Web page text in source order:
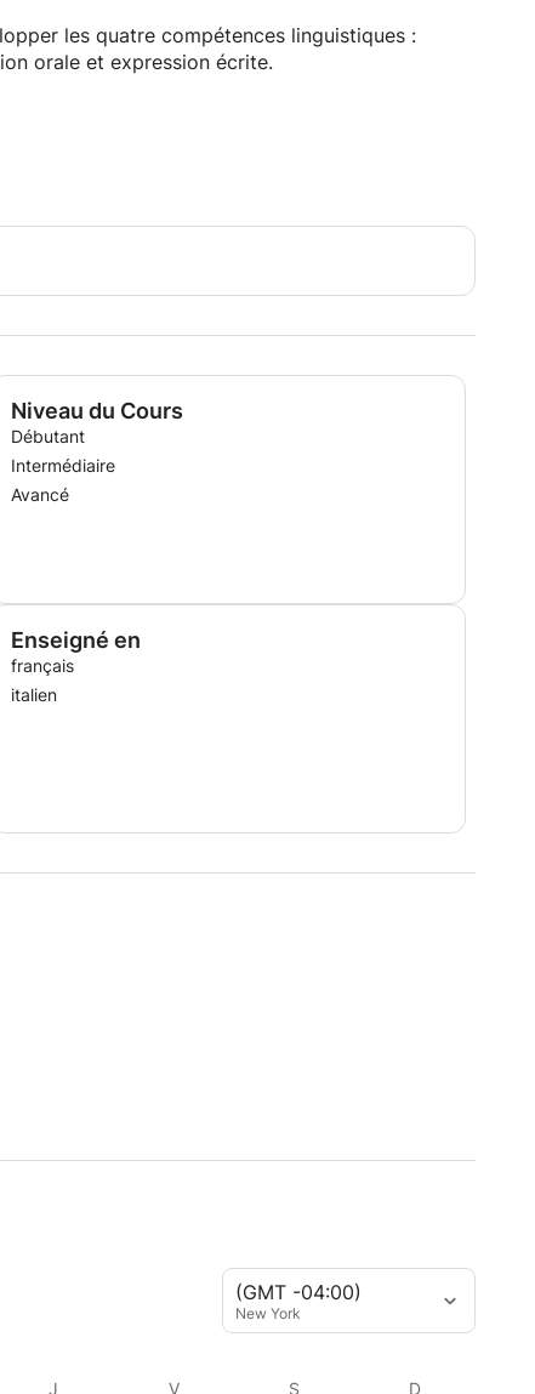
les quatre compétences linguistiques :
orale et expression écrite.
;
afin de rendre l’apprentissage dynamique et
programme correspondant à vos objectifs et à
Niveau du Cours
Débutant
Intermédiaire
Avancé
Enseigné en
français
italien
(GMT -04:00)
New York
J V S D